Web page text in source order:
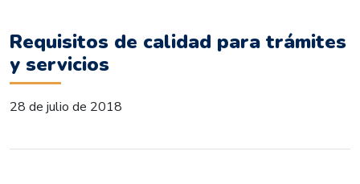
Requisitos de calidad para trámites
y servicios
28 de julio de 2018